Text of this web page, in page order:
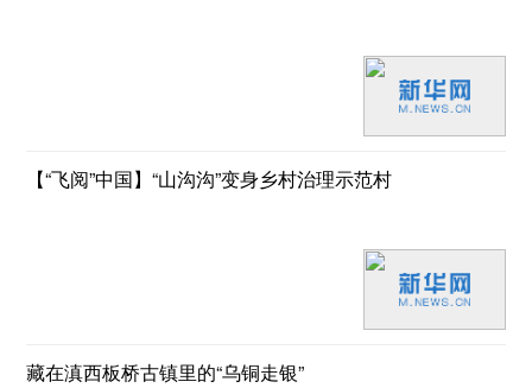
【“飞阅”中国】“山沟沟”变身乡村治理示范村
藏在滇西板桥古镇里的“乌铜走银”